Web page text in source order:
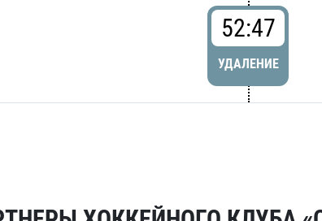
52:47
УДАЛЕНИЕ